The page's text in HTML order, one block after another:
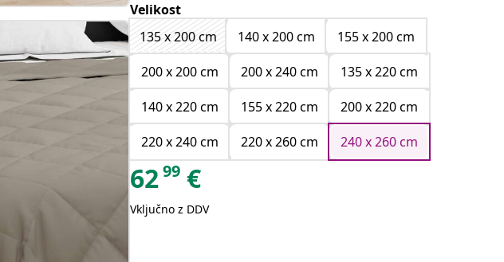
Velikost
135 x 200 cm
140 x 200 cm
155 x 200 cm
200 x 200 cm
200 x 240 cm
135 x 220 cm
140 x 220 cm
155 x 220 cm
200 x 220 cm
220 x 240 cm
220 x 260 cm 240 x 260 cm
6299 €
Vključno z DDV